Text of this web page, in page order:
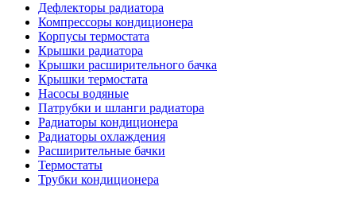
Дефлекторы радиатора
Компрессоры кондиционера
Корпусы термостата
Крышки радиатора
Крышки расширительного бачка
Крышки термостата
Насосы водяные
Патрубки и шланги радиатора
Радиаторы кондиционера
Радиаторы охлаждения
Расширительные бачки
Термостаты
Трубки кондиционера